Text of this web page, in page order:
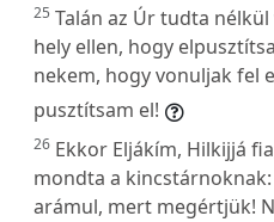
25 Talán az Úr tudta
hely ellen, hogy
nekem, hogy vonuljak fel
pusztítsam el!
26 Ekkor Eljákím, Hilkijjá
mondta a
arámul, mert megértjük!